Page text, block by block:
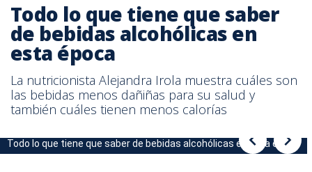
Todo lo que tiene que saber
de bebidas alcohólicas en
esta época
La nutricionista Alejandra Irola muestra cuáles son
las bebidas menos dañiñas para su salud y
también cuáles tienen menos calorías
Todo lo que tiene que saber de bebidas alcohólicas en esta época
Todo lo que tiene que saber de bebidas alcohólicas en esta época